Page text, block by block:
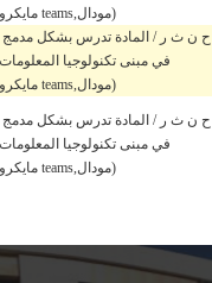
منصة(مايكروسوفت teams,مودال)
منصة(مايكروسوفت teams,مودال)
منصة(مايكروسوفت teams,مودال)